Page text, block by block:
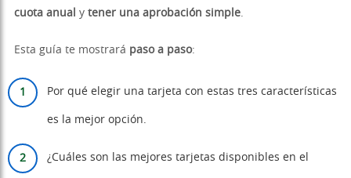
cuota anual y tener una aprobación simple.
Esta guía te mostrará paso a paso:
Por qué elegir una tarjeta con estas tres características
es la mejor opción.
¿Cuáles son las mejores tarjetas disponibles en el